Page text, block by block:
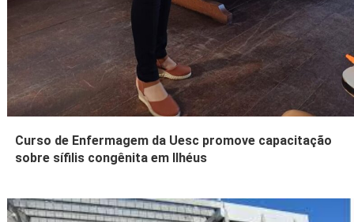
Curso de Enfermagem da Uesc promove capacitação
sobre sífilis congênita em Ilhéus